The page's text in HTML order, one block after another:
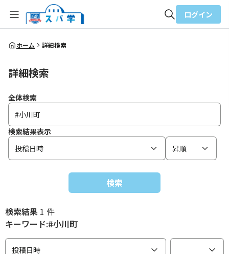
全体検索
ログイン
ホーム 詳細検索
詳細検索
全体検索
検索結果表示
投稿日時
昇順
検索
検索結果 1 件
キーワード:#小川町
投稿日時